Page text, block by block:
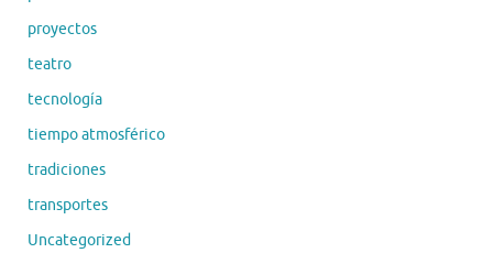
proyectos
teatro
tecnología
tiempo atmosférico
tradiciones
transportes
Uncategorized